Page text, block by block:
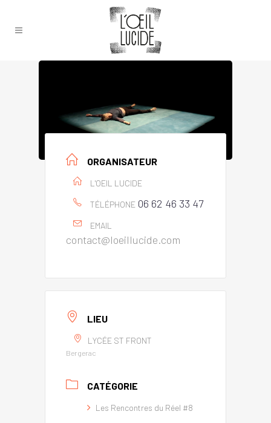
ORGANISATEUR
L'OEIL LUCIDE
TÉLÉPHONE 06 62 46 33 47
EMAIL
contact@loeillucide.com
LIEU
LYCÉE ST FRONT
Bergerac
CATÉGORIE
Les Rencontres du Réel #8